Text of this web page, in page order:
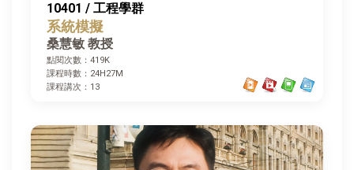
10401 / 工程學群
系統模擬
桑慧敏 教授
點閱次數：419K
課程時數：24H27M
課程講次：13